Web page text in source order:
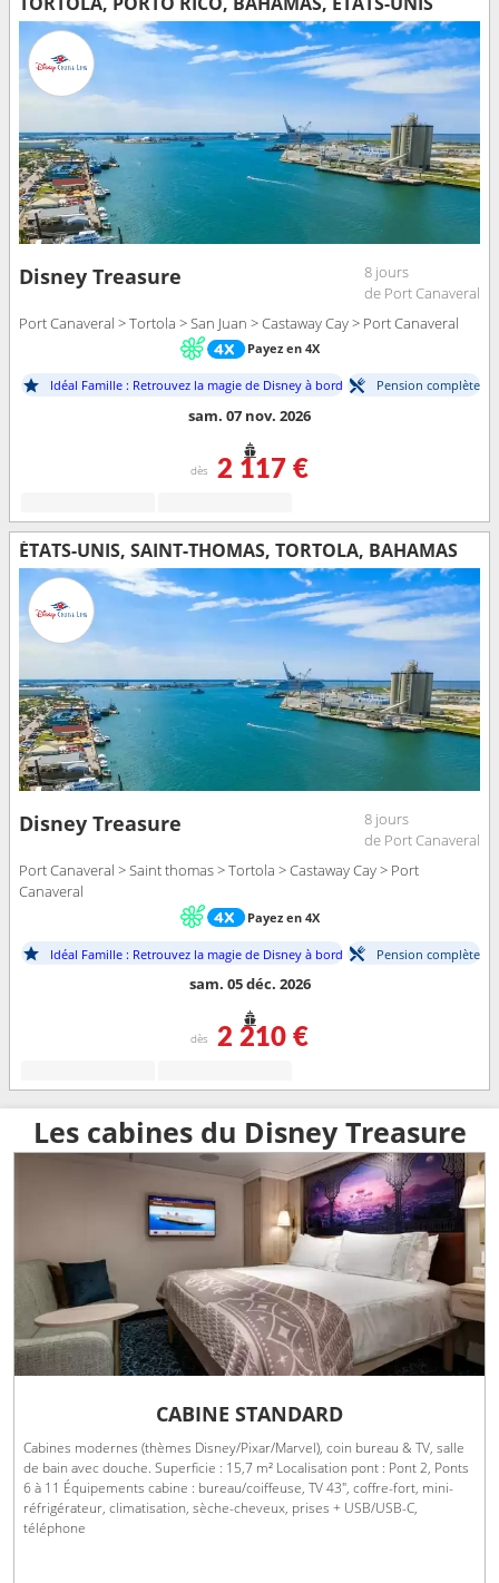
Disney Treasure
8 jours
de Port Canaveral
Port Canaveral > Tortola > San Juan > Castaway Cay > Port Canaveral
Payez en 4X
Idéal Famille : Retrouvez la magie de Disney à bord Pension complète
sam. 07 nov. 2026
dès 2 117 €
ÉTATS-UNIS, SAINT-THOMAS, TORTOLA, BAHAMAS
Disney Treasure
8 jours
de Port Canaveral
Port Canaveral > Saint thomas > Tortola > Castaway Cay > Port
Canaveral
Payez en 4X
Idéal Famille : Retrouvez la magie de Disney à bord Pension complète
sam. 05 déc. 2026
dès 2 210 €
Les cabines du Disney Treasure
CABINE STANDARD
Cabines modernes (thèmes Disney/Pixar/Marvel), coin bureau & TV, salle
de bain avec douche. Superficie : 15,7 m² Localisation pont : Pont 2, Ponts
6 à 11 Équipements cabine : bureau/coiffeuse, TV 43", coffre-fort, mini-
réfrigérateur, climatisation, sèche-cheveux, prises + USB/USB-C,
téléphone